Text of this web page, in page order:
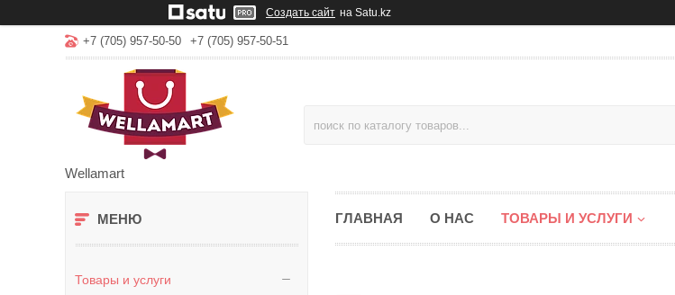
Создать сайт на Satu.kz
+7 (705) 957-50-50 +7 (705) 957-50-51
Wellamart
Товары и услуги
ГЛАВНАЯ О НАС ТОВАРЫ И УСЛУГИ